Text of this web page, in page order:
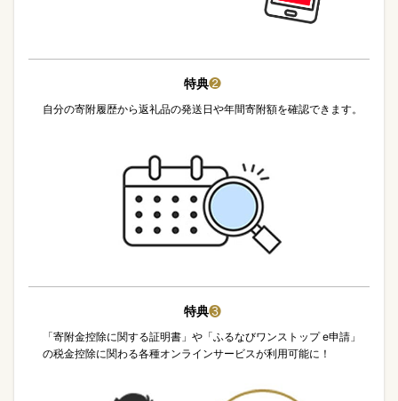
特典❷
自分の寄附履歴から返礼品の発送日や年間寄附額を確認できます。
特典❸
「寄附金控除に関する証明書」や「ふるなびワンストップ e申請」
の税金控除に関わる各種オンラインサービスが利用可能に！